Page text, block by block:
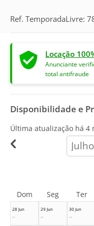
Ref. TemporadaLivre:
Locação
Anunciante
total antifraude
Disponibilidade e
Última atualização há 4
month
28 Jun
--
29 Jun
--
30 Jun
--
Dom Seg Ter